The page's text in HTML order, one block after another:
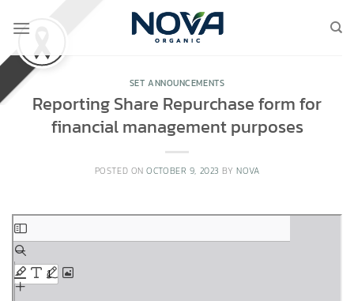
SET ANNOUNCEMENTS
Reporting Share Repurchase form for
financial management purposes
POSTED ONOCTOBER 9, 2023 BY NOVA
Skip
to
PDF
content